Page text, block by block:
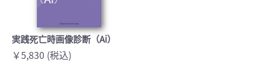
実践死亡時画像診断（Ai）
￥5,830 (税込)